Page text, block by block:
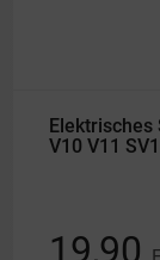
Elektrisches
V10 V11
19,90